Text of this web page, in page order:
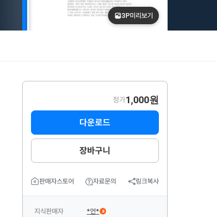
3P미리보기
정가1,000원
다운로드
장바구니
판매자스토어 자료문의 링크복사
지식판매자 *언* B